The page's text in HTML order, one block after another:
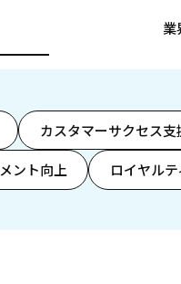
業
カスタマーサクセス支
ント向上 ロイヤルテ